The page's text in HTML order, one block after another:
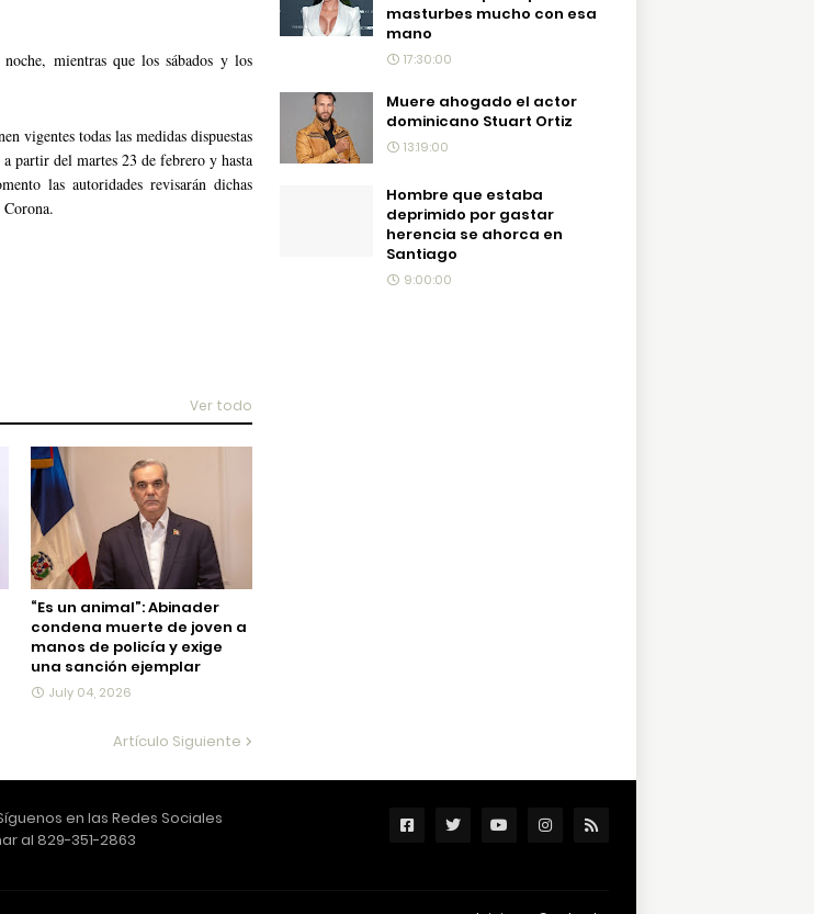
mientras que los sábados y los
vigentes todas las medidas dispuestas
partir del martes 23 de febrero y hasta
las autoridades revisarán dichas
Ver todo
“Es un animal”: Abinader
condena muerte de joven a
manos de policía y exige
una sanción ejemplar
July 04, 2026
Artículo Siguiente
masturbes mucho con esa
mano
17:30:00
Muere ahogado el actor
dominicano Stuart Ortiz
13:19:00
Hombre que estaba
deprimido por gastar
herencia se ahorca en
Santiago
9:00:00
en las Redes Sociales
al 829-351-2863